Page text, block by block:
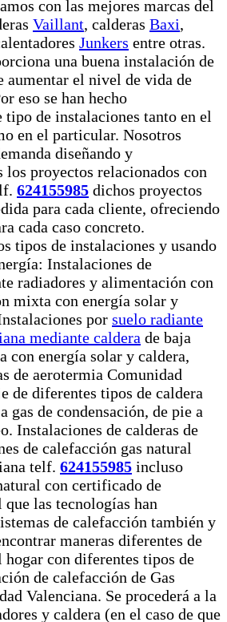
con las mejores marcas del
Vaillant, calderas Baxi,
Junkers entre otras.
una buena instalación de
aumentar el nivel de vida de
eso se han hecho
de instalaciones tanto en el
en el particular. Nosotros
diseñando y
los proyectos relacionados con
624155985 dichos proyectos
para cada cliente, ofreciendo
cada caso concreto.
tipos de instalaciones y usando
Instalaciones de
radiadores y alimentación con
mixta con energía solar y
por suelo radiante
mediante caldera de baja
con energía solar y caldera,
de aerotermia Comunidad
de diferentes tipos de caldera
gas de condensación, de pie a
Instalaciones de calderas de
de calefacción gas natural
telf. 624155985 incluso
con certificado de
las tecnologías han
de calefacción también y
maneras diferentes de
con diferentes tipos de
de calefacción de Gas
Valenciana. Se procederá a la
y caldera (en el caso de que